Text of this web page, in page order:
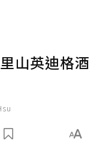
山英迪格酒